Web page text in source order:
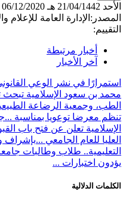
الأحد 21/04/1442 هـ
06/12/2020 م
المصدر: الإدارة العامة للإعلام
التقييم:
أخبار مرتبطة
آخر الأخبار
استمرارًا في نشر الوعي
محمد بن سعود الإسلامية تبحث
الطب، وجمعية الرضاعة
تنظم معرضا توعويا بمناسبة ...
الإسلامية تعلن عن فتح باب
العليا للعام الجامعي ...بإشراف
التعليمية.. طلاب وطالبات
يؤدون اختبارات ...
الكلمات الدلالية